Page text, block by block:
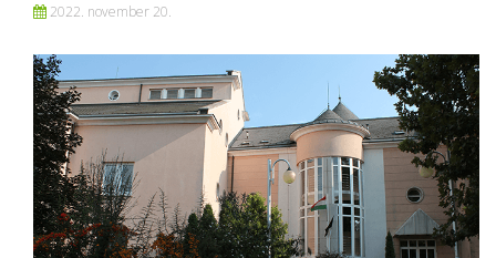
2022. november 20.